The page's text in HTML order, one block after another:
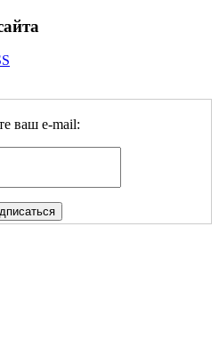
ваш e-mail: